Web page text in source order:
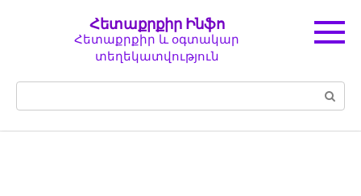
Հետաքրքիր Ինֆո
Հետաքրքիր և օգտակար
տեղեկատվություն